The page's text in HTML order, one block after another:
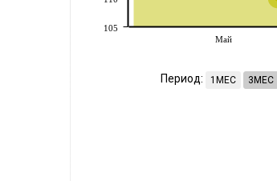
Май
105
Период: 1МЕС 3МЕС